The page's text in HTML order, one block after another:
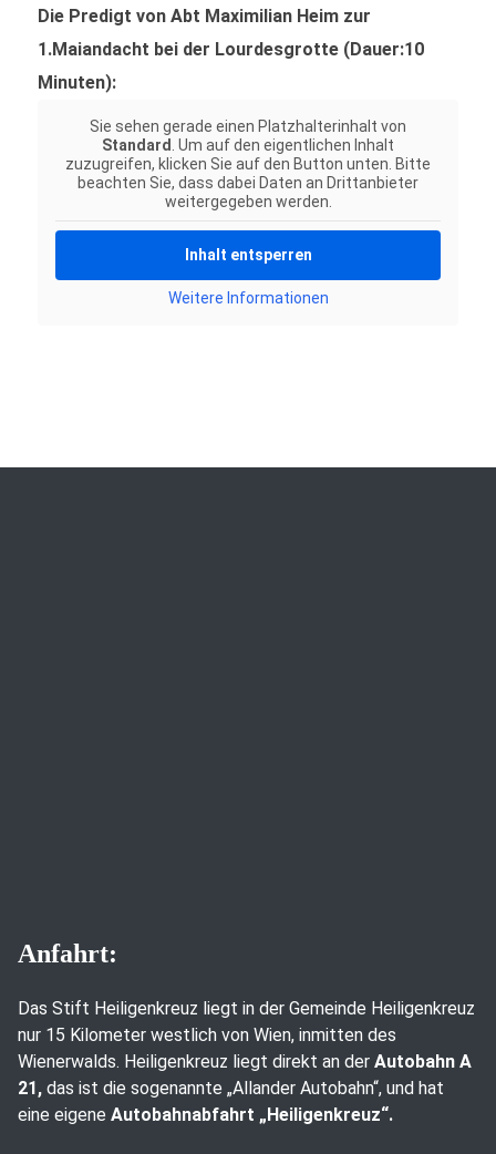
Die Predigt von Abt Maximilian Heim zur
1.Maiandacht bei der Lourdesgrotte (Dauer:10
Minuten):
Sie sehen gerade einen Platzhalterinhalt von
Standard . Um auf den eigentlichen Inhalt
zuzugreifen, klicken Sie auf den Button unten. Bitte
beachten Sie, dass dabei Daten an Drittanbieter
weitergegeben werden.
Inhalt entsperren
Weitere Informationen
Anfahrt:
Das Stift Heiligenkreuz liegt in der Gemeinde Heiligenkreuz
nur 15 Kilometer westlich von Wien, inmitten des
Wienerwalds. Heiligenkreuz liegt direkt an der Autobahn A
21, das ist die sogenannte „Allander Autobahn“, und hat
eine eigene Autobahnabfahrt „Heiligenkreuz“.